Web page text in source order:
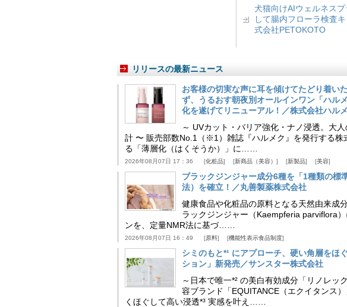
犬猫向けAIウェルネス
して腸内フローラ検査
式会社PETOKOTO
リリースの最新ニュース
お客様の切実な声に耳を傾けてたどり着
ず、うるおす朝夜別オールインワン「ハル
化を遂げてリニューアル！／株式会社ハル
～ UVカット・バリア強化・ナノ浸透。大
計 〜 販売部数No.1（※1）雑誌『ハルメク』を発行する株
る「薄層化（はくそうか）」に……
2026年08月07日 17：36 化粧品 新商品（美容） 新製品 美容
ブラックジンジャー成分6種を「1種類の標
法）を確立！／丸善製薬株式会社
健康食品や化粧品の原料となる天然由来成
ラックジンジャー（Kaempferia parviflora
ンを、定量NMR法に基づ……
2026年08月07日 16：49 原料 機能性表示食品制度
シミのもと*¹ にアプローチ、硬い角層をほ
ション」新発売／サンスター株式会社
～日本で唯一*² の美白有効成分「リノレッ
容ブランド「EQUITANCE（エクイタンス
くほぐして高い浸透*³ 実感を叶え……